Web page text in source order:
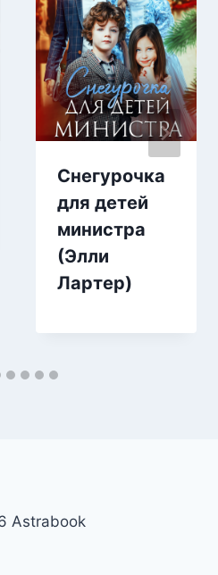
Снегурочка
для детей
министра
(Элли
Лартер)
Аstrabook